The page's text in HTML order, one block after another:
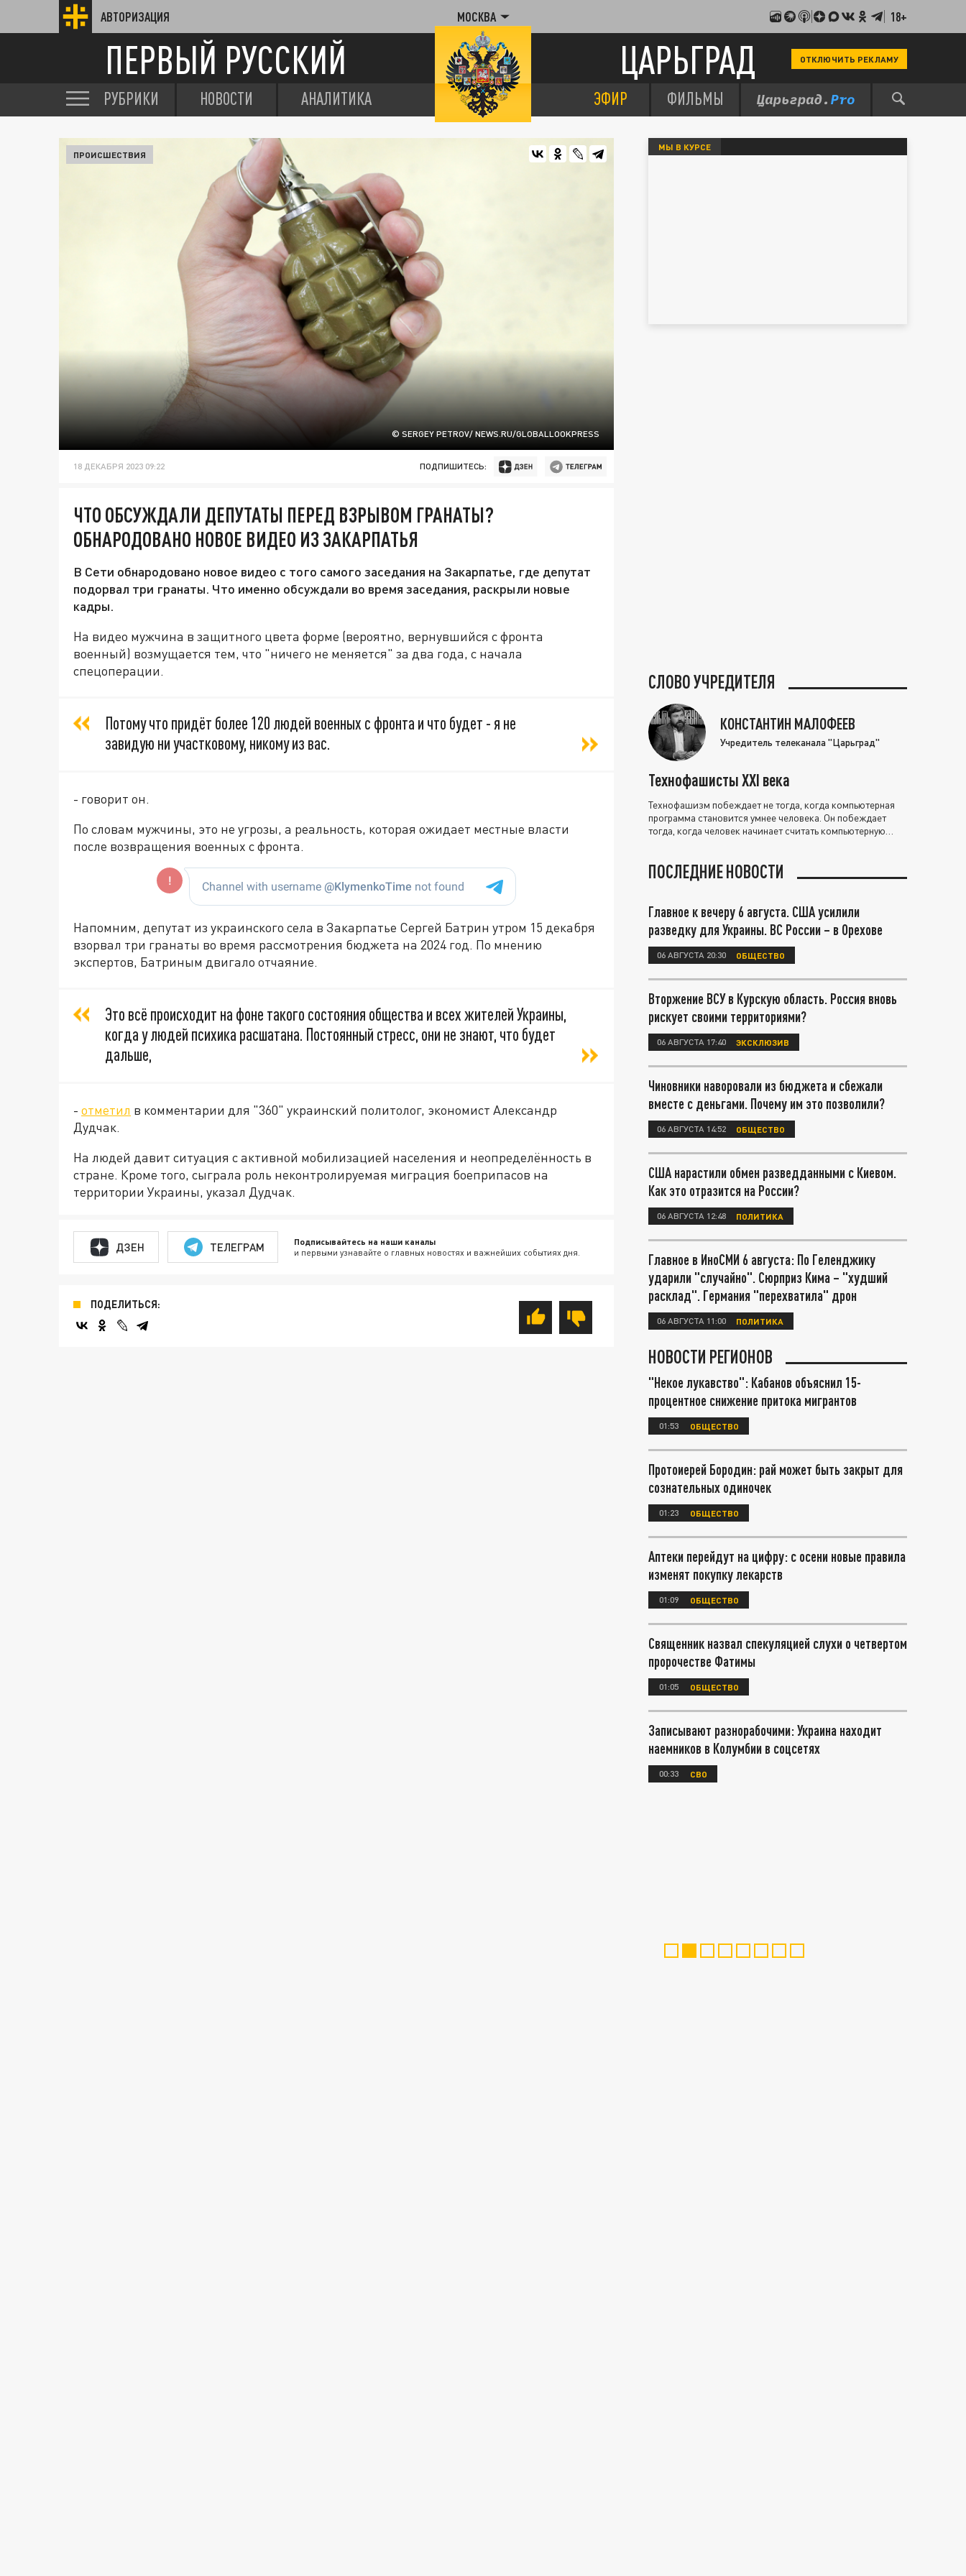
АВТОРИЗАЦИЯ МОСКВА 18+
ПЕРВЫЙ РУССКИЙ ЦАРЬГРАД ОТКЛЮЧИТЬ РЕКЛАМУ
РУБРИКИ НОВОСТИ АНАЛИТИКА ЭФИР ФИЛЬМЫ
© SERGEY PETROV/ NEWS.RU/GLOBALLOOKPRESS
ПРОИСШЕСТВИЯ
18 ДЕКАБРЯ 2023 09:22 ПОДПИШИТЕСЬ:
ЧТО ОБСУЖДАЛИ ДЕПУТАТЫ ПЕРЕД ВЗРЫВОМ ГРАНАТЫ?
ОБНАРОДОВАНО НОВОЕ ВИДЕО ИЗ ЗАКАРПАТЬЯ
В Сети обнародовано новое видео с того самого заседания на Закарпатье, где депутат
подорвал три гранаты. Что именно обсуждали во время заседания, раскрыли новые
кадры.
На видео мужчина в защитного цвета форме (вероятно, вернувшийся с фронта
военный) возмущается тем, что "ничего не меняется" за два года, с начала
спецоперации.
Потому что придёт более 120 людей военных с фронта и что будет - я не
завидую ни участковому, никому из вас.
- говорит он.
По словам мужчины, это не угрозы, а реальность, которая ожидает местные власти
после возвращения военных с фронта.
Напомним, депутат из украинского села в Закарпатье Сергей Батрин утром 15 декабря
взорвал три гранаты во время рассмотрения бюджета на 2024 год. По мнению
экспертов, Батриным двигало отчаяние.
Это всё происходит на фоне такого состояния общества и всех жителей Украины,
когда у людей психика расшатана. Постоянный стресс, они не знают, что будет
дальше,
- отметил в комментарии для "360" украинский политолог, экономист Александр
Дудчак.
На людей давит ситуация с активной мобилизацией населения и неопределённость в
стране. Кроме того, сыграла роль неконтролируемая миграция боеприпасов на
территории Украины, указал Дудчак.
ДЗЕН ТЕЛЕГРАМ Подписывайтесь на наши каналы
и первыми узнавайте о главных новостях и важнейших событиях дня.
ПОДЕЛИТЬСЯ:
МЫ В КУРСЕ
СЛОВО УЧРЕДИТЕЛЯ
КОНСТАНТИН МАЛОФЕЕВ
Учредитель телеканала "Царьград"
Технофашисты XXI века
Технофашизм побеждает не тогда, когда компьютерная
программа становится умнее человека. Он побеждает
тогда, когда человек начинает считать компьютерную
ПОСЛЕДНИЕ НОВОСТИ
Главное к вечеру 6 августа. США усилили
разведку для Украины. ВС России – в Орехове
06 АВГУСТА 20:30 ОБЩЕСТВО
Вторжение ВСУ в Курскую область. Россия вновь
рискует своими территориями?
06 АВГУСТА 17:40 ЭКСКЛЮЗИВ
Чиновники наворовали из бюджета и сбежали
вместе с деньгами. Почему им это позволили?
06 АВГУСТА 14:52 ОБЩЕСТВО
США нарастили обмен разведданными с Киевом.
Как это отразится на России?
06 АВГУСТА 12:48 ПОЛИТИКА
Главное в ИноСМИ 6 августа: По Геленджику
ударили "случайно". Сюрприз Кима – "худший
расклад". Германия "перехватила" дрон
06 АВГУСТА 11:00 ПОЛИТИКА
НОВОСТИ РЕГИОНОВ
"Некое лукавство": Кабанов объяснил 15-
процентное снижение притока мигрантов
01:53 ОБЩЕСТВО
Протоиерей Бородин: рай может быть закрыт для
сознательных одиночек
01:23 ОБЩЕСТВО
Аптеки перейдут на цифру: с осени новые правила
изменят покупку лекарств
01:09 ОБЩЕСТВО
Священник назвал спекуляцией слухи о четвертом
пророчестве Фатимы
01:05 ОБЩЕСТВО
Записывают разнорабочими: Украина находит
наемников в Колумбии в соцсетях
00:33 СВО